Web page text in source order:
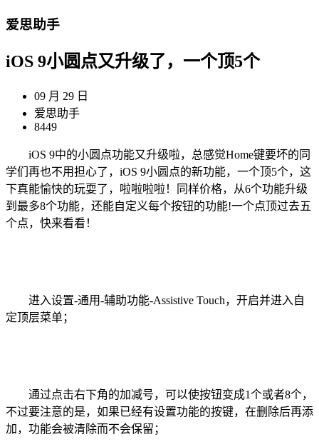
爱思助手
iOS 9小圆点又升级了，一个顶5个
09 月 29 日
爱思助手
8449
iOS 9中的小圆点功能又升级啦，总感觉Home键要坏的同
学们再也不用担心了，iOS 9小圆点的新功能，一个顶5个，这
下真能愉快的玩耍了，啦啦啦啦！同样价格，从6个功能升级
到最多8个功能，还能自定义每个按钮的功能!一个点顶过去五
个点，快来看看！
进入设置-通用-辅助功能-Assistive Touch，开启并进入自
定顶层菜单；
通过点击右下角的加减号，可以使按钮变成1个或者8个，
不过要注意的是，如果已经有设置功能的按键，在删除后再添
加，功能会被清除而不会保留；